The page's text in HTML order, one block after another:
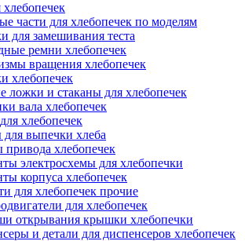
хлебопечек
части для хлебопечек по моделям
для замешивания теста
ремни хлебопечек
вращения хлебопечек
хлебопечек
ложки и стаканы для хлебопечек
вала хлебопечек
хлебопечек
выпечки хлеба
хлебопечек
электросхемы для хлебопечки
корпуса хлебопечек
для хлебопечек прочие
для хлебопечек
открывания крышки хлебопечки
и детали для диспенсеров хлебопечек